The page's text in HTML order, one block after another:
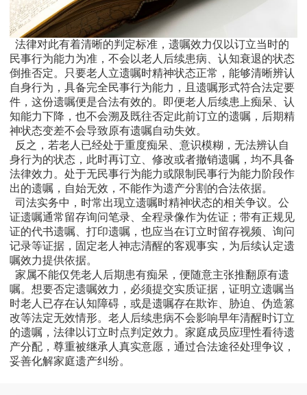
法律对此有着清晰的判定标准，遗嘱效力仅以订立当时的
民事行为能力为准，不会以老人后续患病、认知衰退的状态
倒推否定。只要老人立遗嘱时精神状态正常，能够清晰辨认
自身行为，具备完全民事行为能力，且遗嘱形式符合法定要
件，这份遗嘱便是合法有效的。即便老人后续患上痴呆、认
知能力下降，也不会溯及既往否定此前订立的遗嘱，后期精
神状态变差不会导致原有遗嘱自动失效。
反之，若老人已经处于重度痴呆、意识模糊，无法辨认自
身行为的状态，此时再订立、修改或者撤销遗嘱，均不具备
法律效力。处于无民事行为能力或限制民事行为能力阶段作
出的遗嘱，自始无效，不能作为遗产分割的合法依据。
司法实务中，时常出现立遗嘱时精神状态的相关争议。公
证遗嘱通常留存询问笔录、全程录像作为佐证；带有正规见
证的代书遗嘱、打印遗嘱，也应当在订立时留存视频、询问
记录等证据，固定老人神志清醒的客观事实，为后续认定遗
嘱效力提供依据。
家属不能仅凭老人后期患有痴呆，便随意主张推翻原有遗
嘱。想要否定遗嘱效力，必须提交实质证据，证明立遗嘱当
时老人已存在认知障碍，或是遗嘱存在欺诈、胁迫、伪造篡
改等法定无效情形。老人后续患病不会影响早年清醒时订立
的遗嘱，法律以订立时点判定效力。家庭成员应理性看待遗
产分配，尊重被继承人真实意愿，通过合法途径处理争议，
妥善化解家庭遗产纠纷。